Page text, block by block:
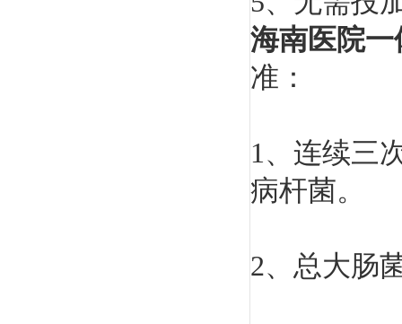
海南医院
准：
1、连续三
病杆菌。
2、总大肠